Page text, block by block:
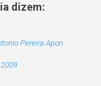
dizem:
Pereira Apon